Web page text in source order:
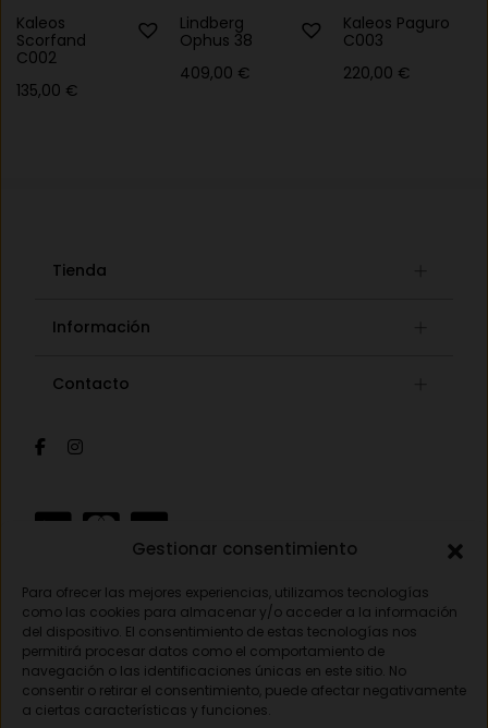
Gestionar consentimiento
Para ofrecer las mejores experiencias, utilizamos tecnologías
como las cookies para almacenar y/o acceder a la información
del dispositivo. El consentimiento de estas tecnologías nos
permitirá procesar datos como el comportamiento de
navegación o las identificaciones únicas en este sitio. No
consentir o retirar el consentimiento, puede afectar negativamente
a ciertas características y funciones.
Kaleos
Scorfand
C002
135,00 €
Lindberg
Ophus 38
409,00 €
Kaleos Paguro
C003
220,00 €
Tienda
Información
Formas de pago
Aviso legal
Política de privacidad
Política de cookies
Contacto